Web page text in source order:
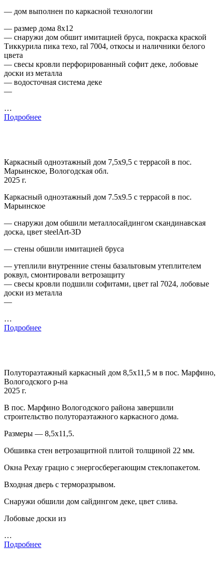
— дом выполнен по каркасной технологии
— размер дома 8х12
— снаружи дом обшит имитацией бруса, покраска краской
Тиккурила пика техо, ral 7004, откосы и наличники белого
цвета
— свесы кровли перфорированный софит деке, лобовые
доски из металла
— водосточная система деке
—
…
Подробнее
Каркасный одноэтажный дом 7,5х9,5 с террасой в пос.
Марьинское, Вологодская обл.
2025 г.
Каркасный одноэтажный дом 7.5х9.5 с террасой в пос.
Марьинское
— снаружи дом обшили металлосайдингом скандинавская
доска, цвет steelArt-3D
— стены обшили имитацией бруса
— утеплили внутренние стены базальтовым утеплителем
роквул, смонтировали ветрозащиту
— свесы кровли подшили софитами, цвет ral 7024, лобовые
доски из металла
—
…
Подробнее
Полутораэтажный каркасный дом 8,5х11,5 м в пос. Марфино,
Вологодского р-на
2025 г.
В пос. Марфино Вологодского района завершили
строительство полутораэтажного каркасного дома.
Размеры — 8,5х11,5.
Обшивка стен ветрозащитной плитой толщиной 22 мм.
Окна Рехау грацио с энергосберегающим стеклопакетом.
Входная дверь с терморазрывом.
Снаружи обшили дом сайдингом деке, цвет слива.
Лобовые доски из
…
Подробнее